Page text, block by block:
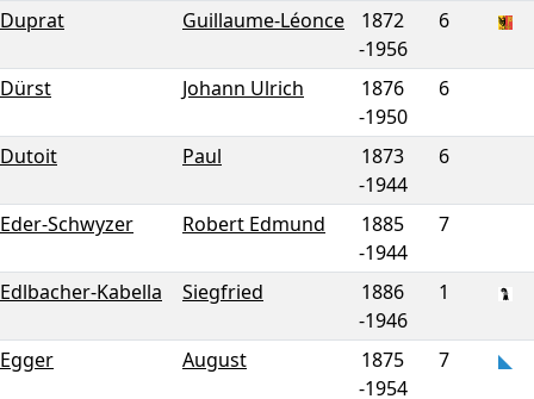
Duprat Guillaume-Léonce
1872
-1956
6
Dürst Johann Ulrich
1876
-1950
6
Dutoit Paul
1873
-1944
6
Eder-Schwyzer Robert Edmund
1885
-1944
7
Edlbacher-Kabella Siegfried
1886
-1946
1
Egger August
1875
-1954
7